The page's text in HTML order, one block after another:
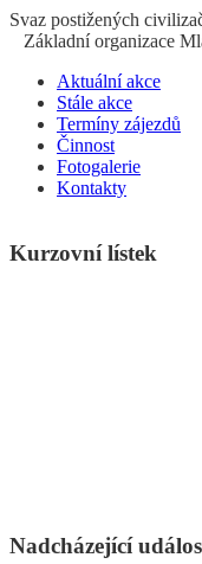
Svaz postižených c
Základní organizace
Aktuální akce
Stále akce
Termíny zájezdů
Činnost
Fotogalerie
Kontakty
Kurzovní lístek
Nadcházející